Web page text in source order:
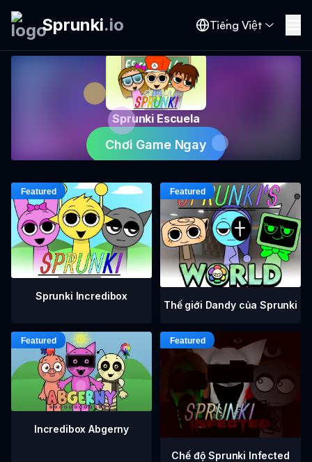
Sprunki.io Tiếng Việt
Sprunki Escuela
Chơi Game Ngay
Sprunki Incredibox
Thế giới Dandy của Sprunki
Incredibox Abgerny
Chế độ Sprunki Infected